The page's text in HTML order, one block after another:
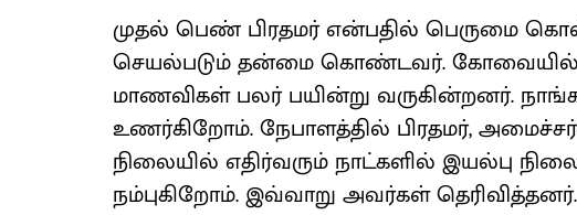
முதல் பெண் பிரதமர் என்பதில் பெருமை
செயல்படும் தன்மை கொண்டவர். கோவையில்
மாணவிகள் பலர் பயின்று வருகின்றனர்.
உணர்கிறோம். நேபாளத்தில் பிரதமர்,
நிலையில் எதிர்வரும் நாட்களில் இயல்பு
நம்புகிறோம். இவ்வாறு அவர்கள் தெரிவித்தனர்.